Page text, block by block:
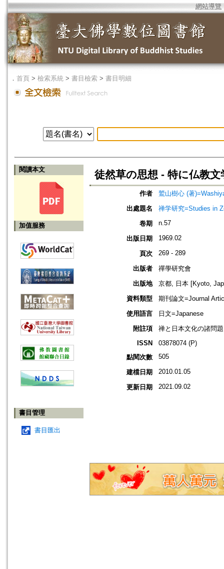
網站導覽
． 首頁 > 檢索系統 > 書目檢索 > 書目明細
閱讀本文
加值服務
書目管理
書目匯出
徒然草の思想 - 特に仏教
作者
鷲山樹心 (著
出處題名
禅学研究=Studies in
卷期
n.57
出版日期 1969.02
頁次 269 - 289
出版者
禪學研究會
出版地
京都, 日本 [Kyoto,
資料類型
期刊論文=Journal
使用語言
日文=Japanese
附註項
禅と日本文化の諸問題
ISSN
03878074 (P)
點閱次數
505
建檔日期 2010.01.05
更新日期 2021.09.02